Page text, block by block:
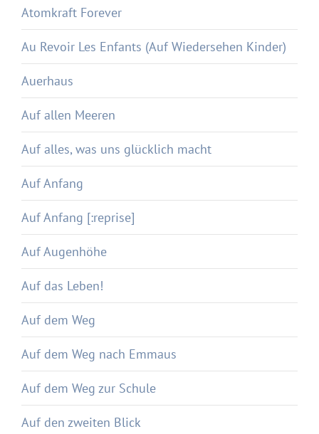
Atomkraft Forever
Au Revoir Les Enfants (Auf Wiedersehen Kinder)
Auerhaus
Auf allen Meeren
Auf alles, was uns glücklich macht
Auf Anfang
Auf Anfang [:reprise]
Auf Augenhöhe
Auf das Leben!
Auf dem Weg
Auf dem Weg nach Emmaus
Auf dem Weg zur Schule
Auf den zweiten Blick